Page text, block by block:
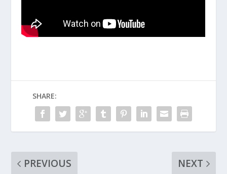
SHARE:
PREVIOUS
NEXT